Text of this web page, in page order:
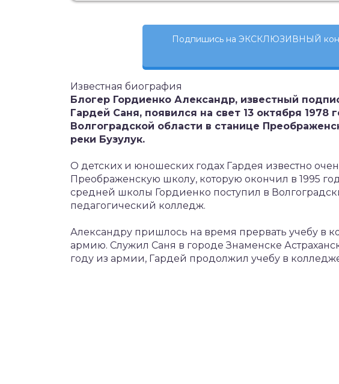
Подпишись на ЭКСКЛЮЗИВНЫЙ
Известная биография
Блогер Гордиенко Александр, известный
Гардей Саня, появился на свет 13 октября 1978
Волгоградской области в станице
реки Бузулук.
О детских и юношеских годах Гардея известно
Преображенскую школу, которую окончил в 1995
средней школы Гордиенко поступил в
педагогический колледж.
Александру пришлось на время прервать учебу в
армию. Служил Саня в городе Знаменске
году из армии, Гардей продолжил учебу в